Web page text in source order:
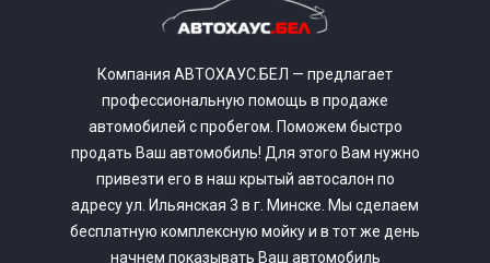
Компания АВТОХАУС.БЕЛ — предлагает
профессиональную помощь в продаже
автомобилей с пробегом. Поможем быстро
продать Ваш автомобиль! Для этого Вам нужно
привезти его в наш крытый автосалон по
адресу ул. Ильянская 3 в г. Минске. Мы сделаем
бесплатную комплексную мойку и в тот же день
начнем показывать Ваш автомобиль